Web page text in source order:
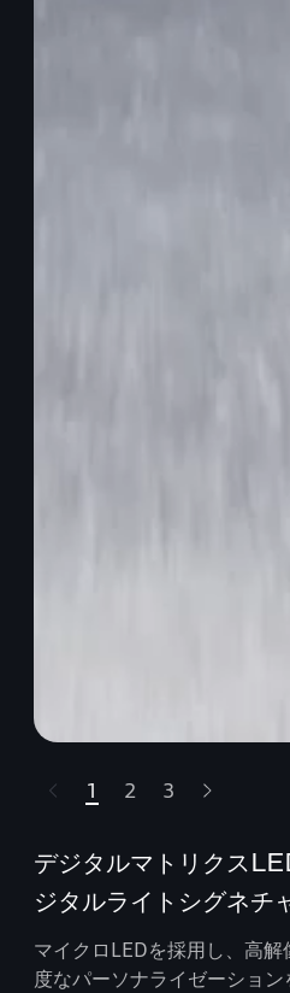
イダーをスキップ
1 2 3
デジタルマトリクス
ジタルライトシグネチ
マイクロLEDを採用し、高
度なパーソナライゼーショ